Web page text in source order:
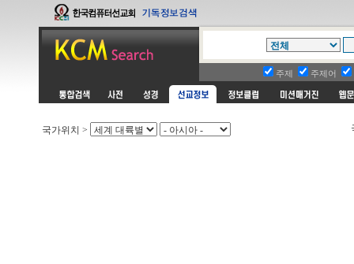
주제 주제어
국가위치 >